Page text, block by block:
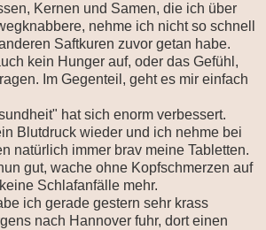
Kernen und Samen, die ich über
nehme ich nicht so schnell
Saftkuren zuvor getan habe.
kein Hunger auf, oder das Gefühl,
Im Gegenteil, geht es mir einfach
hat sich enorm verbessert.
Blutdruck wieder und ich nehme bei
natürlich immer brav meine Tabletten.
gut, wache ohne Kopfschmerzen auf
Schlafanfälle mehr.
ich gerade gestern sehr krass
nach Hannover fuhr, dort einen